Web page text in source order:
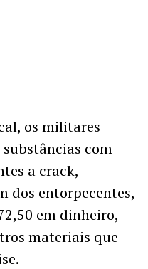
os militares
com
a crack,
dos entorpecentes,
em dinheiro,
materiais que